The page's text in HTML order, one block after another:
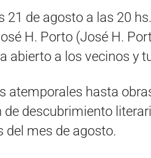
21 de agosto a las 20
H. Porto (José H.
abierto a los vecinos y
atemporales hasta
de descubrimiento
del mes de agosto.